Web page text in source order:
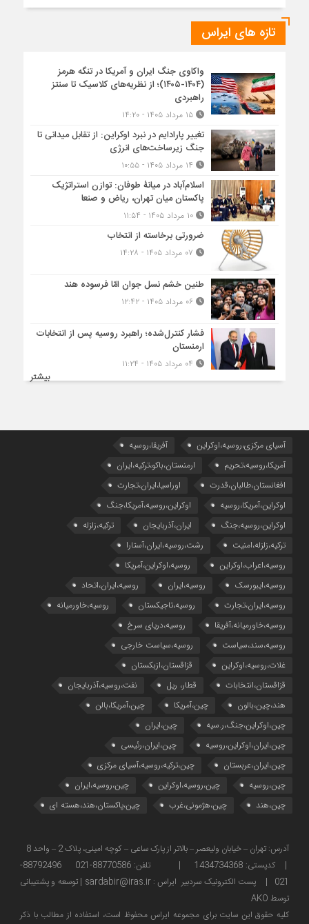
تازه های ایراس
واکاوی جنگ ایران و آمریکا در تنگه هرمز
(۱۴۰۴-۱۴۰۵)؛ از نظریه‌های کلاسیک تا سنتز
راهبردی
۱۵ مرداد ۱۴۰۵ - ۱۴:۲۰
تغییر پارادایم در نبرد اوکراین: از تقابل میدانی تا
جنگ زیرساخت‌های انرژی
اسلام‌آباد در میانۀ طوفان: توازن استراتژیک
پاکستان میان تهران، ریاض و صنعا
۱۰ مرداد ۱۴۰۵ - ۱۱:۵۴
ضرورتی برخاسته از انتخاب
طنین خشم نسل جوان امّا فرسوده هند
۰۶ مرداد ۱۴۰۵ - ۱۲:۴۲
فشار کنترل‌شده؛ راهبرد روسیه پس از انتخابات
ارمنستان
بیشتر
آسیای مرکزی،روسیه،اوکراین
آفریقا،روسیه
آمریکا،روسیه،تحریم
ارمنستان،باکو،ترکیه،ایران
افغانستان،طالبان،قدرت
اوراسیا،ایران،تجارت
اوکراین،آمریکا،روسیه
اوکراین،روسیه،آمریکا،جنگ
اوکراین،روسیه،جنگ
ایران،آذربایجان
ترکیه،زلزله
ترکیه،زلزله،امنیت
رشت،روسیه،ایران،آستارا
روسیه،اعراب،اوکراین
روسیه،اوکراین،آمریکا
روسیه،ایبورسک
روسیه،ایران
روسیه،ایران،اتحاد
روسیه،ایران،تجارت
روسیه،تاجیکستان
روسیه،خاورمیانه
روسیه،خاورمیانه،آفریقا
روسیه،دریای سرخ
روسیه،سند،سیاست
روسیه،سیاست خارجی
غلات،روسیه،اوکراین
قزاقستان،ازبکستان
قزاقستان،انتخابات
قطار، ریل
نفت،روسیه،آذربایجان
هند،چین،بالون
چین،آمریکا
چین،آمریکا،بالن
چین،اوکراین،جنگ،ر.سیه
چین،ایران
چین،ایران،اوکراین،روسیه
چین،ایران،رئیسی
چین،ایران،عربستان
چین،ترکیه،روسیه،آسیای مرکزی
چین،روسیه
چین،روسیه،اوکراین
چین،روسیه،ایران
چین،هند
چین،هژمونی،غرب چین،پاکستان،هند،هسته ای
| کدپستی: 1434734368 | تلفن: 88770586-021 88792496-
021 | پست الکترونیک سردبیر ایراس : sardabir@iras.ir |
توسعه و پشتیبانی
توسط AKO
كليه حقوق این سایت برای مجموعه ایراس محفوظ است، استفاده از مطالب با ذكر